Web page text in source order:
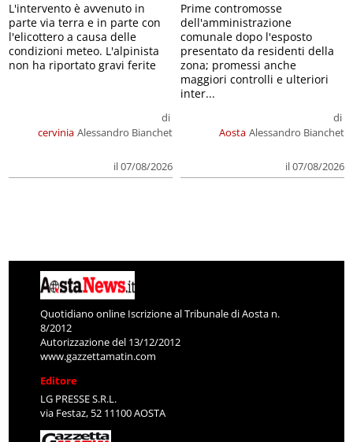
cervinia
di
Alessandro Bianchet
il 07/08/2026
L'intervento è avvenuto in
parte via terra e in parte con
l'elicottero a causa delle
condizioni meteo. L'alpinista
non ha riportato gravi ferite
Aosta
di
Alessandro Bianchet
il 07/08/2026
Prime contromosse
dell'amministrazione
comunale dopo l'esposto
presentato da residenti della
zona; promessi anche
maggiori controlli e ulteriori
inter...
Quotidiano online Iscrizione al Tribunale di Aosta n.
8/2012
Autorizzazione del 13/12/2012
www.gazzettamatin.com
Editore
LG PRESSE S.R.L.
via Festaz, 52 11100 AOSTA